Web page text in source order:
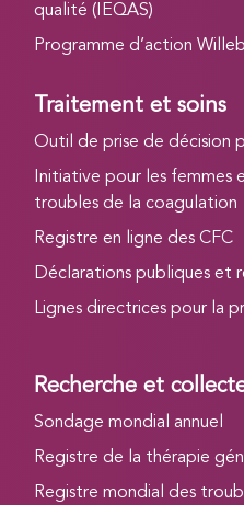
qualité (IEQAS)
Programme d’action
Traitement et soins
Outil de prise de décision
Initiative pour les femmes
troubles de la coagulation
Registre en ligne des CFC
Déclarations publiques et
Lignes directrices pour la
Recherche et
Sondage mondial annuel
Registre de la thérapie
Registre mondial des